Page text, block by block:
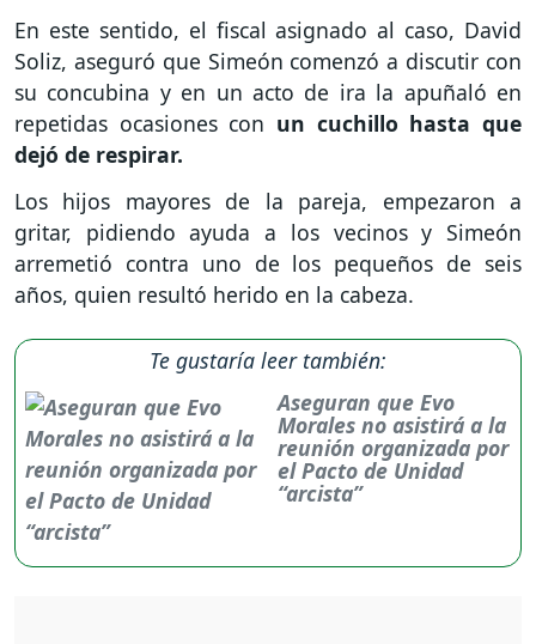
En este sentido, el fiscal asignado al caso, David
Soliz, aseguró que Simeón comenzó a discutir con
su concubina y en un acto de ira la apuñaló en
repetidas ocasiones con un cuchillo hasta que
dejó de respirar.
Los hijos mayores de la pareja, empezaron a
gritar, pidiendo ayuda a los vecinos y Simeón
arremetió contra uno de los pequeños de seis
años, quien resultó herido en la cabeza.
Te gustaría leer también:
Aseguran que Evo
Morales no asistirá a la
reunión organizada por
el Pacto de Unidad
“arcista”